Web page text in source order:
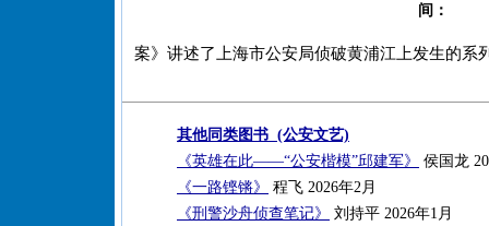
间：
案》讲述了上海市公安局侦破黄浦江上发生的系
其他同类图书 (公安文艺)
《英雄在此——“公安楷模”邱建军》
侯国龙
《一路铿锵》
程飞 2026年2月
《刑警沙舟侦查笔记》
刘持平 2026年1月